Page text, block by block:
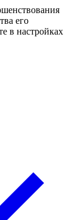
его
в настройках